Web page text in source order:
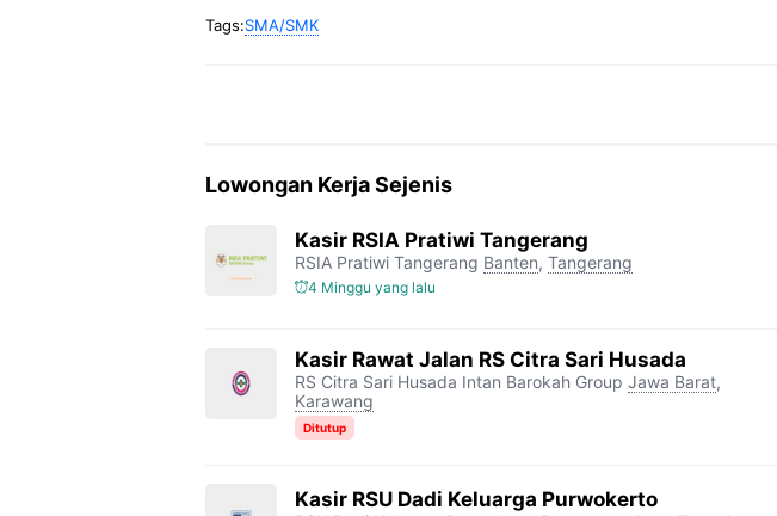
Tags:SMA/SMK
Lowongan Kerja Sejenis
Kasir RSIA Pratiwi Tangerang
RSIA Pratiwi Tangerang Banten, Tangerang
4 Minggu yang lalu
Kasir Rawat Jalan RS Citra Sari Husada
RS Citra Sari Husada Intan Barokah Group Jawa Barat,
Karawang
Ditutup
Kasir RSU Dadi Keluarga Purwokerto